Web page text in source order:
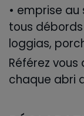
• emprise au
tous
loggias,
Référez
chaque abri